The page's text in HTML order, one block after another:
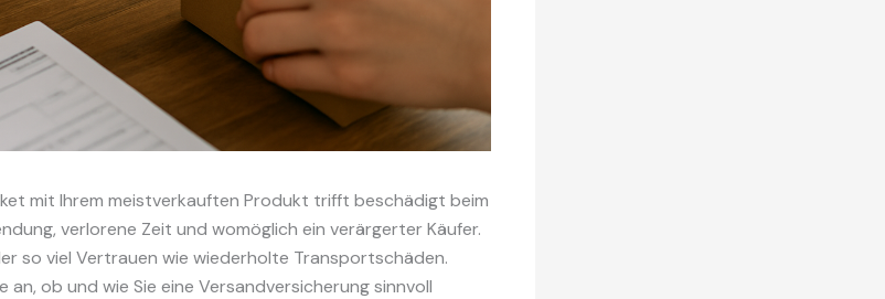
mit Ihrem meistverkauften Produkt trifft beschädigt beim
verlorene Zeit und womöglich ein verärgerter Käufer.
so viel Vertrauen wie wiederholte Transportschäden.
an, ob und wie Sie eine Versandversicherung sinnvoll